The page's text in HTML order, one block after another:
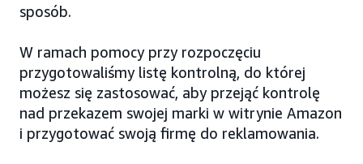
sposób.
W ramach pomocy przy rozpoczęciu
przygotowaliśmy listę kontrolną, do której
możesz się zastosować, aby przejąć kontrolę
nad przekazem swojej marki w witrynie Amazon
i przygotować swoją firmę do reklamowania.